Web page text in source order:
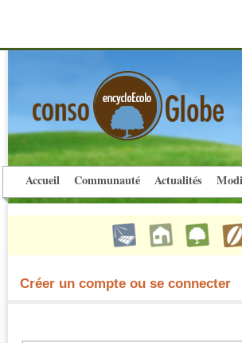
Accueil Communauté Actualités
Créer un compte ou se connecter